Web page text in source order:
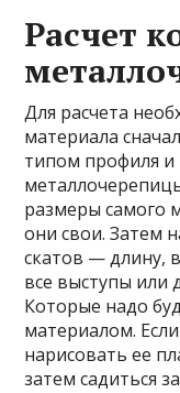
Расчет
Для расчета
материала
типом профиля
размеры самого
они свои. Затем
скатов — длину,
все выступы или
Которые надо
материалом.
нарисовать ее
затем садиться